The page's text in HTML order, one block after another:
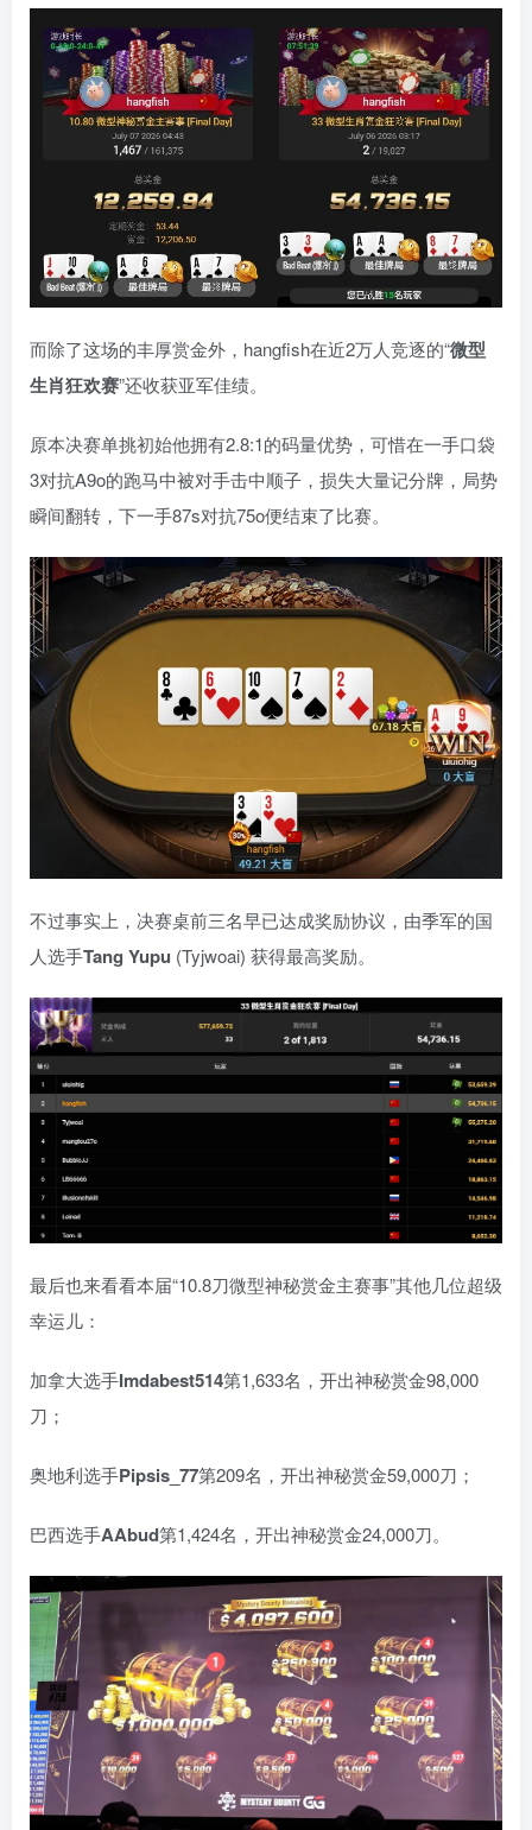
而除了这场的丰厚赏金外，hangfish在近2万人竞逐的“微型
生肖狂欢赛”还收获亚军佳绩。
原本决赛单挑初始他拥有2.8:1的码量优势，可惜在一手口袋
3对抗A9o的跑马中被对手击中顺子，损失大量记分牌，局势
瞬间翻转，下一手87s对抗75o便结束了比赛。
不过事实上，决赛桌前三名早已达成奖励协议，由季军的国
人选手Tang Yupu (Tyjwoai) 获得最高奖励。
最后也来看看本届“10.8刀微型神秘赏金主赛事”其他几位超级
幸运儿：
加拿大选手Imdabest514第1,633名，开出神秘赏金98,000
刀；
奥地利选手Pipsis_77第209名，开出神秘赏金59,000刀；
巴西选手AAbud第1,424名，开出神秘赏金24,000刀。